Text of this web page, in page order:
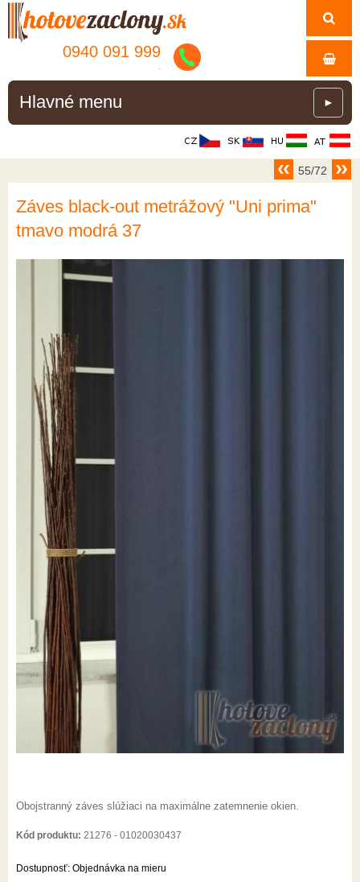
0940 091 999
Hlavné menu ►
55/72
Záves black-out metrážový "Uni prima"
tmavo modrá 37
Obojstranný záves slúžiaci na maximálne zatemnenie okien.
Kód produktu: 21276 - 01020030437
Dostupnosť: Objednávka na mieru